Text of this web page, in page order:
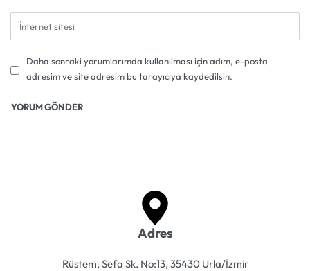
Daha sonraki yorumlarımda kullanılması için adım, e-posta
adresim ve site adresim bu tarayıcıya kaydedilsin.
Adres
Rüstem, Sefa Sk. No:13, 35430 Urla/İzmir